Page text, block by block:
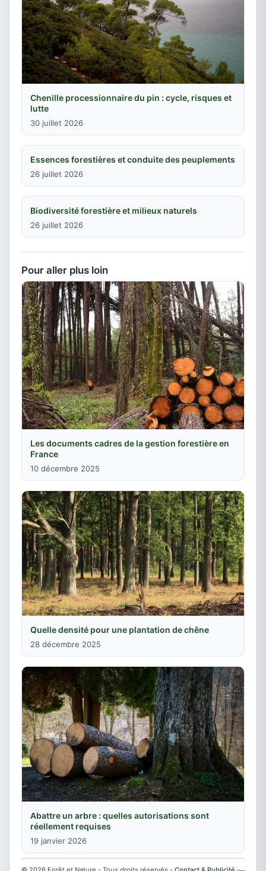
Chenille processionnaire du pin : cycle, risques et
lutte
30 juillet 2026
Essences forestières et conduite des peuplements
26 juillet 2026
Biodiversité forestière et milieux naturels
26 juillet 2026
Pour aller plus loin
Les documents cadres de la gestion forestière en
France
10 décembre 2025
Quelle densité pour une plantation de chêne
28 décembre 2025
Abattre un arbre : quelles autorisations sont
réellement requises
19 janvier 2026